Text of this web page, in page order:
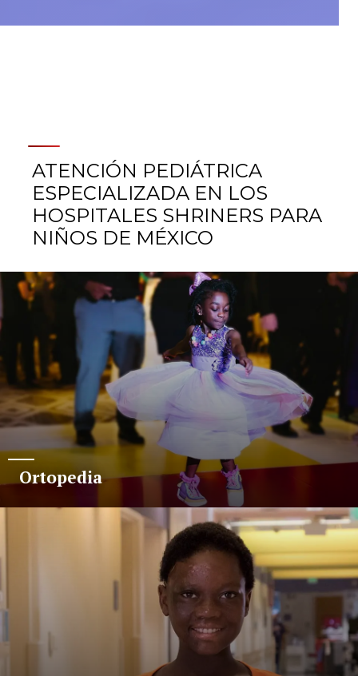
ATENCIÓN PEDIÁTRICA
ESPECIALIZADA EN LOS
HOSPITALES SHRINERS PARA
NIÑOS DE MÉXICO
Ortopedia